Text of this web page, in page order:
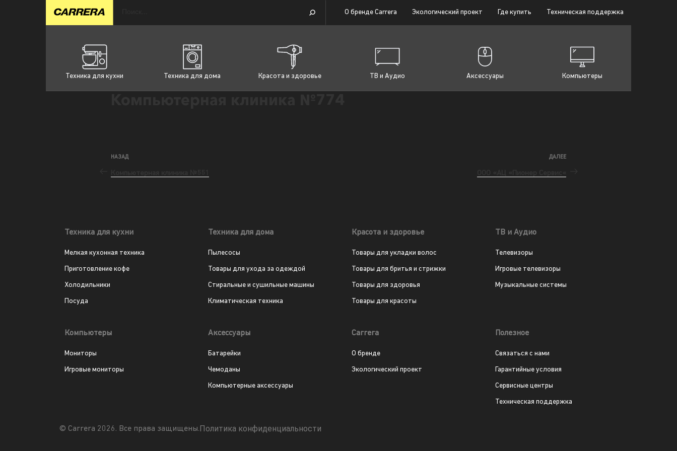
О бренде Carrera Экологический проект Где купить Техническая поддержка
Техника для кухни Техника для дома Красота и здоровье ТВ и Аудио Аксессуары Компьютеры
НАЗАД ДАЛЕЕ
Техника для кухни
Мелкая кухонная техника
Приготовление кофе
Холодильники
Посуда
Техника для дома
Пылесосы
Товары для ухода за одеждой
Стиральные и сушильные машины
Климатическая техника
Красота и здоровье
Товары для укладки волос
Товары для бритья и стрижки
Товары для здоровья
Товары для красоты
ТВ и Аудио
Телевизоры
Игровые телевизоры
Музыкальные системы
Компьютеры
Мониторы
Игровые мониторы
Аксессуары
Батарейки
Чемоданы
Компьютерные аксессуары
Carrera
О бренде
Экологический проект
Полезное
Связаться с нами
Гарантийные условия
Сервисные центры
Техническая поддержка
© Carrera 2026. Все права защищены.Политика конфиденциальности